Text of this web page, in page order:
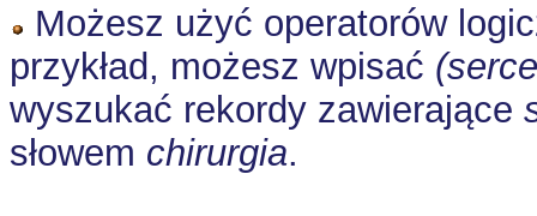
Możesz użyć operatorów
przykład, możesz wpisać
wyszukać rekordy zawierające
słowem chirurgia.